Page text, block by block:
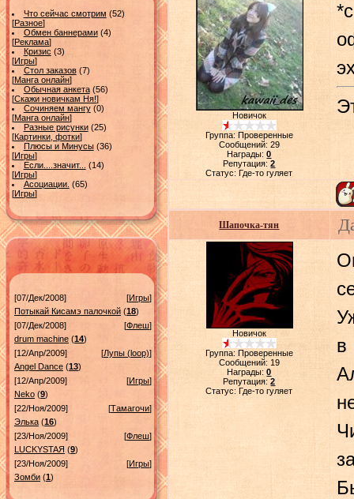
Что сейчас смотрим (52)
[Разное]
Обмен баннерами (4)
[Реклама]
Кризис (3)
[Игры]
Стол заказов (7)
[Манга онлайн]
Обычная анкета (56)
[Скажи новичкам Ня!]
Сочиняем мангу (0)
[Манга онлайн]
Разные рисунки (25)
[Картинки, фотки]
Плюсы и Минусы (36)
[Игры]
Если....значит...
(14)
[Игры]
Асоциации. (65)
[Игры]
[07/Дек/2008] [Игры]
Потыкай Кисамэ палочкой (18)
[07/Дек/2008]
[Флеш]
drum machine (14)
[12/Апр/2009]
[Лупы (loop)]
Angel Dance (13)
[12/Апр/2009]
[Игры]
Neko (9)
[22/Ноя/2009]
[Тамагочи]
Элька (16)
[23/Ноя/2009]
[Флеш]
LUСKYSTAЯ (9)
[23/Ноя/2009]
[Игры]
Зомби (1)
Новичок
Группа: Проверенные
Сообщений: 29
Награды:0
Репутация:2
Статус:Где-то гуляет
Шапочка-тян
Новичок
Группа: Проверенные
Сообщений: 19
Награды:0
Репутация:2
Статус: Где-то гуляет
в